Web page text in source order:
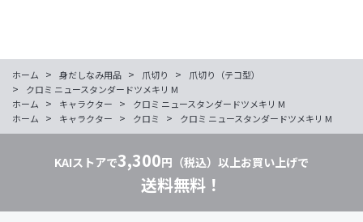
ホーム > 身だしなみ用品 > 爪切り > 爪切り（テコ型）
>
クロミ ニュースタンダードツメキリ M
ホーム
> キャラクター >
クロミ ニュースタンダードツメキリ M
ホーム
> キャラクター > クロミ > クロミ ニュースタンダードツメキリ M
KAIストアで3,300円（税込）以上お買い上げで
送料無料！